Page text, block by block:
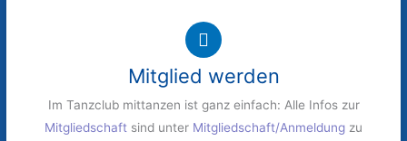
Mitglied werden
Im Tanzclub mittanzen ist ganz einfach: Alle Infos zur
Mitgliedschaft sind unter Mitgliedschaft/Anmeldung zu